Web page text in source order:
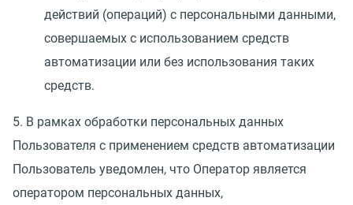
действий (операций) с персональными данными,
совершаемых с использованием средств
автоматизации или без использования таких
средств.
5. В рамках обработки персональных данных
Пользователя с применением средств автоматизации
Пользователь уведомлен, что Оператор является
оператором персональных данных,